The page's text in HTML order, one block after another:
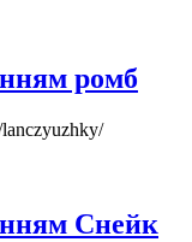
ромб
lanczyuzhky/
Снейк